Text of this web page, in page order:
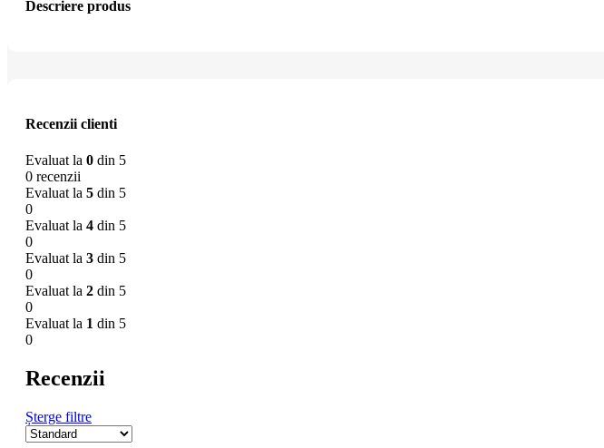
Descriere produs
Recenzii clienti
Evaluat la 0 din 5
0 recenzii
Evaluat la 5 din 5
0
Evaluat la 4 din 5
0
Evaluat la 3 din 5
0
Evaluat la 2 din 5
0
Evaluat la 1 din 5
0
Recenzii
Șterge filtre